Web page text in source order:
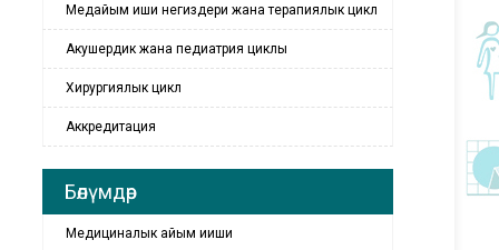
Медайым иши негиздери жана терапиялык цикл
Акушердик жана педиатрия циклы
Хирургиялык цикл
Аккредитация
Бөлүмдөр
Медициналык айым ииши